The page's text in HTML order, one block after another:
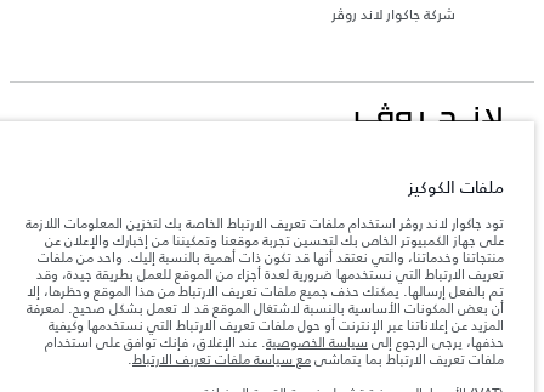
شركة جاكوار لاند روڤر
لبنان, المانا أوتوموتيف
تعكس الأوزان المذكورة مواصفات السيارة القياسية. سوف تؤثر الإكسسوارات وغيرها من
العناصر المثبتة بعد نقطة التصنيع في الحمولة. تأكد من عدم تجاوز الوزن الإجمالي للسيارة
والحد الأقصى لأحمال المحور عند تحميل السيارة بالإكسسوارات والركاب والسوائل والوقود
والحمولة.
المعلومات والمواصفات والأسعار والألوان المذكورة على هذا الموقع قد تختلف من بلد إلى
آخر، كما أنّها قد تتغير بدون إشعار مسبق. الرجاء التواصل مع وكيلنا المحلي للتأكد من توفّرها
والتحقق من الأسعار.
ملفات الكوكيز
تود جاكوار لاند روڤر استخدام ملفات تعريف الارتباط الخاصة بك لتخزين المعلومات اللازمة
على جهاز الكمبيوتر الخاص بك لتحسين تجربة موقعنا وتمكيننا من إخبارك والإعلان عن
منتجاتنا وخدماتنا، والتي نعتقد أنها قد تكون ذات أهمية بالنسبة إليك. واحد من ملفات
تعريف الارتباط التي نستخدمها ضرورية لعدة أجزاء من الموقع للعمل بطريقة جيدة، وقد
تم بالفعل إرسالها. يمكنك حذف جميع ملفات تعريف الارتباط من هذا الموقع وحظرها، إلا
أن بعض المكونات الأساسية بالنسبة لاشتغال الموقع قد لا تعمل بشكل صحيح. لمعرفة
المزيد عن إعلاناتنا عبر الإنترنت أو حول ملفات تعريف الارتباط التي نستخدمها وكيفية
حذفها، يرجى الرجوع إلى سياسة الخصوصية. عند الإغلاق، فإنك توافق على استخدام
ملفات تعريف الارتباط بما يتماشىمع سياسة ملفات تعريف الارتباط.